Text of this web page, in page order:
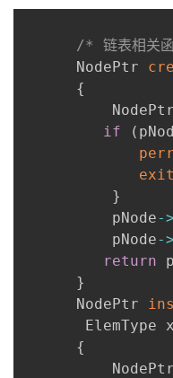
/* 链表相关
      NodePtr
{
if
(
exit
}
          pNode
->
          pNode
->
return
}
      NodePtr
       ElemType x
{